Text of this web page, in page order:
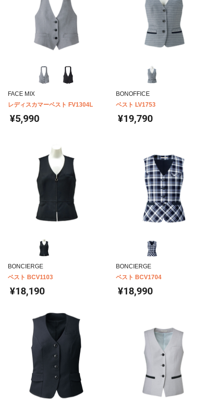
FACE MIX
レディスカマーベスト FV1304L
¥5,990
BONOFFICE
ベスト LV1753
¥19,790
BONCIERGE
ベスト BCV1103
¥18,190
BONCIERGE
ベスト BCV1704
¥18,990